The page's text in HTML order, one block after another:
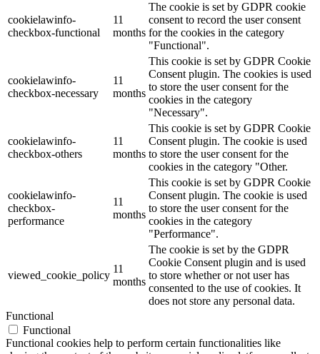
cookielawinfo-
checkbox-functional
11
months
The cookie is set by GDPR cookie
consent to record the user consent
for the cookies in the category
"Functional".
cookielawinfo-
checkbox-necessary
11
months
This cookie is set by GDPR Cookie
Consent plugin. The cookies is used
to store the user consent for the
cookies in the category
"Necessary".
cookielawinfo-
checkbox-others
11
months
This cookie is set by GDPR Cookie
Consent plugin. The cookie is used
to store the user consent for the
cookies in the category "Other.
cookielawinfo-
checkbox-
performance
11
months
This cookie is set by GDPR Cookie
Consent plugin. The cookie is used
to store the user consent for the
cookies in the category
"Performance".
viewed_cookie_policy
11
months
The cookie is set by the GDPR
Cookie Consent plugin and is used
to store whether or not user has
consented to the use of cookies. It
does not store any personal data.
Functional
Functional
Functional cookies help to perform certain functionalities like